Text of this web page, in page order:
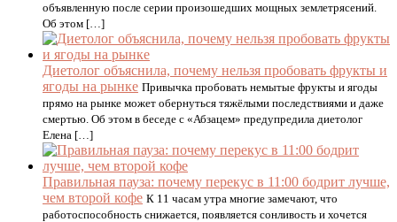
объявленную после серии произошедших мощных землетрясений.
Об этом […]
Диетолог объяснила, почему нельзя пробовать фрукты и
ягоды на рынке Привычка пробовать немытые фрукты и ягоды
прямо на рынке может обернуться тяжёлыми последствиями и даже
смертью. Об этом в беседе с «Абзацем» предупредила диетолог
Елена […]
Правильная пауза: почему перекус в 11:00 бодрит лучше,
чем второй кофе К 11 часам утра многие замечают, что
работоспособность снижается, появляется сонливость и хочется